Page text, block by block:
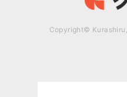
Copyright©